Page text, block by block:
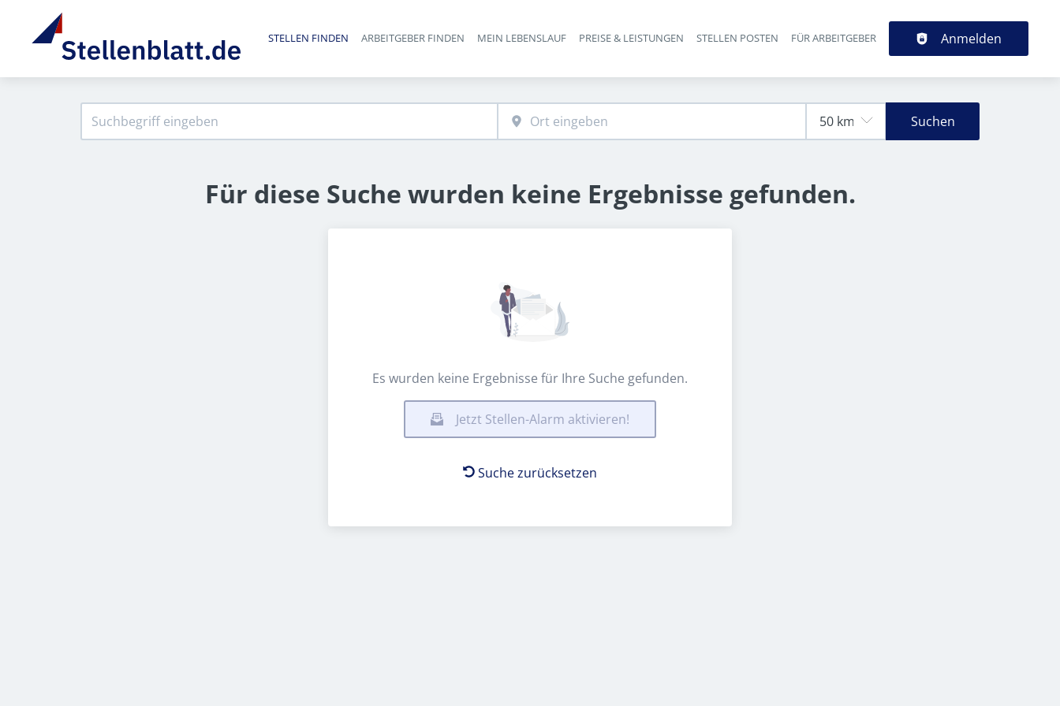
Haupt-Navigation
STELLEN FINDEN ARBEITGEBER FINDEN MEIN LEBENSLAUF PREISE & LEISTUNGEN STELLEN POSTEN FÜR ARBEITGEBER Anmelden
Suchen
Für diese Suche wurden keine Ergebnisse gefunden.
Es wurden keine Ergebnisse für Ihre Suche gefunden.
Jetzt Stellen-Alarm aktivieren!
Suche zurücksetzen